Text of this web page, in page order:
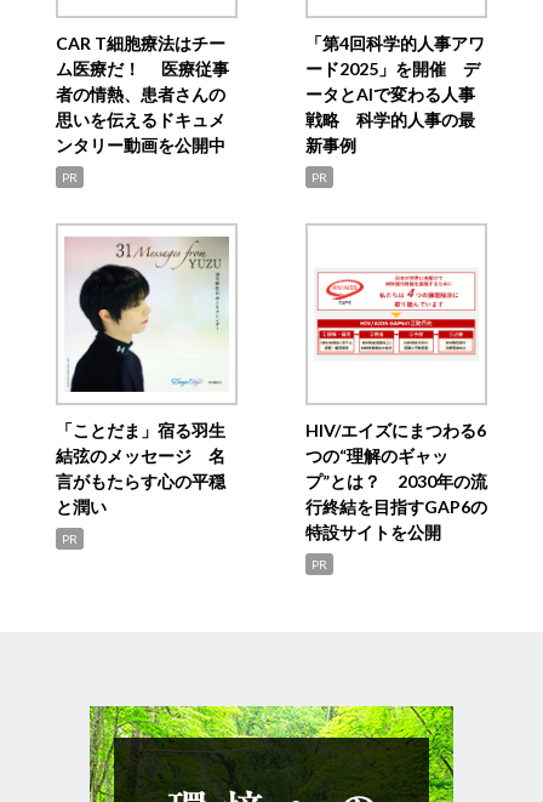
CAR T細胞療法はチー
ム医療だ！ 医療従事
者の情熱、患者さんの
思いを伝えるドキュメ
ンタリー動画を公開中
PR
「第4回科学的人事アワ
ード2025」を開催 デ
ータとAIで変わる人事
戦略 科学的人事の最
新事例
PR
「ことだま」宿る羽生
結弦のメッセージ 名
言がもたらす心の平穏
と潤い
PR
HIV/エイズにまつわる6
つの“理解のギャッ
プ”とは？ 2030年の流
行終結を目指すGAP6の
特設サイトを公開
PR